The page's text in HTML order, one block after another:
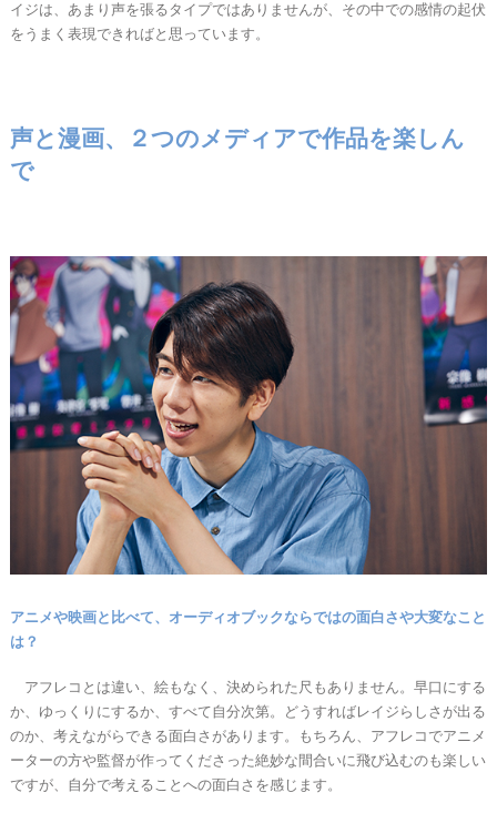
イジは、あまり声を張るタイプではありませんが、その中での感情の起伏
をうまく表現できればと思っています。
声と漫画、２つのメディアで作品を楽しん
で
アニメや映画と比べて、オーディオブックならではの面白さや大変なこと
は？
アフレコとは違い、絵もなく、決められた尺もありません。早口にする
か、ゆっくりにするか、すべて自分次第。どうすればレイジらしさが出る
のか、考えながらできる面白さがあります。もちろん、アフレコでアニメ
ーターの方や監督が作ってくださった絶妙な間合いに飛び込むのも楽しい
ですが、自分で考えることへの面白さを感じます。